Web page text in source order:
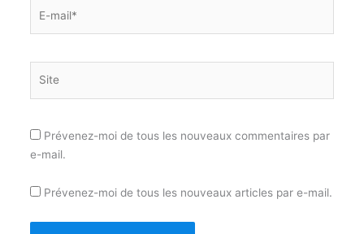
Prévenez-moi de tous les nouveaux commentaires par
e-mail.
Prévenez-moi de tous les nouveaux articles par e-mail.